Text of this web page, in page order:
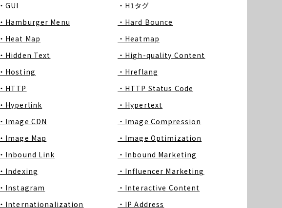
・GUI
・H1タグ
・Hamburger Menu
・Hard Bounce
・Heat Map
・Heatmap
・Hidden Text
・High-quality Content
・Hosting
・Hreflang
・HTTP
・HTTP Status Code
・Hyperlink
・Hypertext
・Image CDN
・Image Compression
・Image Map
・Image Optimization
・Inbound Link
・Inbound Marketing
・Indexing
・Influencer Marketing
・Instagram
・Interactive Content
・Internationalization ・IP Address